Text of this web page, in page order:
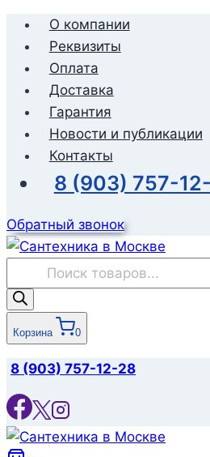
Перейти
содержимому
О компании
Реквизиты
Оплата
Доставка
Гарантия
Новости и публикации
Контакты
8 (903) 757-
Обратный звонок
товаров
Корзина 0
8 (903) 757-12-28